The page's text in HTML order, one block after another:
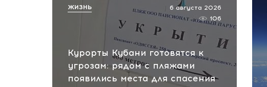
Курорты Кубани готовятся к
угрозам: рядом с пляжами
появились места для спасения
6 августа 2026
106
ЖИЗНЬ